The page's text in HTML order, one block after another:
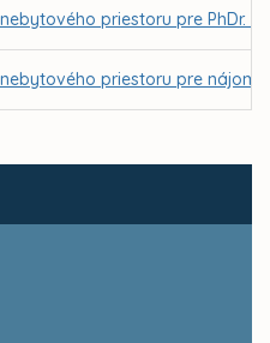
priestoru pre PhDr.
priestoru pre